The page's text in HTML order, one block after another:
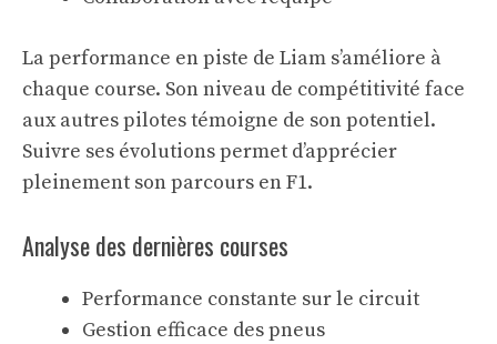
Laperformance en piste de Liam s’améliore à
chaque course. Son niveau de compétitivité face
aux autres pilotes témoigne de son potentiel.
Suivre ses évolutions permet d’apprécier
pleinement son parcours en F1.
Analyse des dernières courses
Performance constante sur le circuit
Gestion efficace des pneus